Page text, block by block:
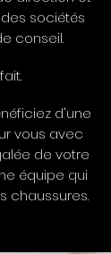
sociétés
conseil.
d'une
vous avec
de votre
équipe qui
chaussures.